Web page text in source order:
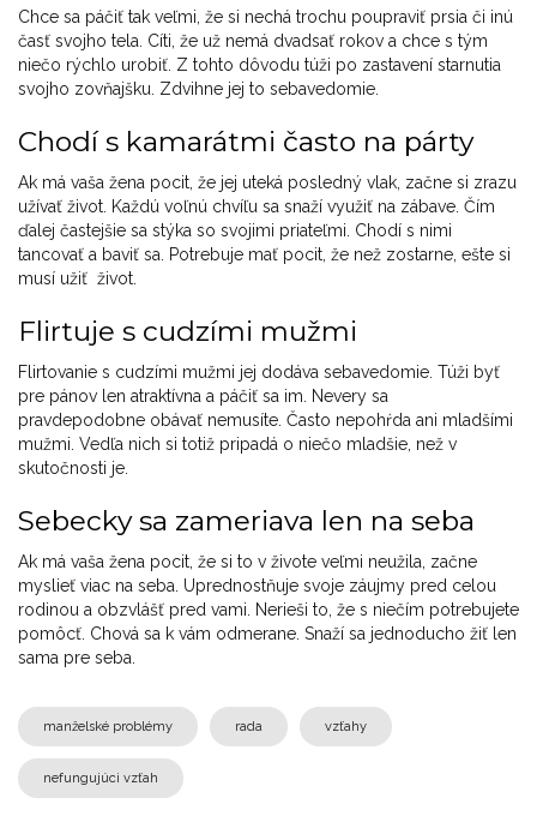
Chce sa páčiť tak veľmi, že si nechá trochu poupraviť prsia či inú
časť svojho tela. Cíti, že už nemá dvadsať rokov a chce s tým
niečo rýchlo urobiť. Z tohto dôvodu túži po zastavení starnutia
svojho zovňajšku. Zdvihne jej to sebavedomie.
Chodí s kamarátmi často na párty
Ak má vaša žena pocit, že jej uteká posledný vlak, začne si zrazu
užívať život. Každú voľnú chvíľu sa snaží využiť na zábave. Čím
ďalej častejšie sa stýka so svojimi priateľmi. Chodí s nimi
tancovať a baviť sa. Potrebuje mať pocit, že než zostarne, ešte si
musí užiť život.
Flirtuje s cudzími mužmi
Flirtovanie s cudzími mužmi jej dodáva sebavedomie. Túži byť
pre pánov len atraktívna a páčiť sa im. Nevery sa
pravdepodobne obávať nemusíte. Často nepohŕda ani mladšími
mužmi. Vedľa nich si totiž pripadá o niečo mladšie, než v
skutočnosti je.
Sebecky sa zameriava len na seba
Ak má vaša žena pocit, že si to v živote veľmi neužila, začne
myslieť viac na seba. Uprednostňuje svoje záujmy pred celou
rodinou a obzvlášť pred vami. Nerieši to, že s niečím potrebujete
pomôcť. Chová sa k vám odmerane. Snaží sa jednoducho žiť len
sama pre seba.
manželské problémy rada vzťahy
nefungujúci vzťah